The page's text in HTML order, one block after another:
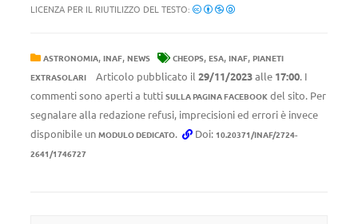
LICENZA PER IL RIUTILIZZO DEL TESTO:
ASTRONOMIA, INAF, NEWS CHEOPS, ESA, INAF, PIANETI
EXTRASOLARI
Articolo pubblicato il 29/11/2023alle 17:00. I
commenti sono aperti a tutti SULLA PAGINA FACEBOOK del sito. Per
segnalare alla redazione refusi, imprecisioni ed errori è invece
disponibile un MODULO DEDICATO. Doi: 10.20371/INAF/2724-
2641/1746727